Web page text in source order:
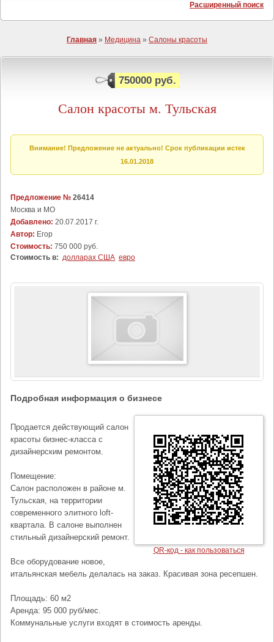
Расширенный поиск
Главная » Медицина » Салоны красоты
750000 руб.
Салон красоты м. Тульская
Внимание! Предложение не актуально! Срок публикации истек
16.01.2018
Предложение № 26414
Москва и МО
Добавлено: 20.07.2017 г.
Автор: Егор
Стоимость: 750 000 руб.
Стоимость в: долларах США евро
Подробная информация о бизнесе
QR-код - как пользоваться
Продается действующий салон
красоты бизнес-класса с
дизайнерским ремонтом.
Помещение:
Салон расположен в районе м.
Тульская, на территории
современного элитного loft-
квартала. В салоне выполнен
стильный дизайнерский ремонт.
Все оборудование новое,
итальянская мебель делалась на заказ. Красивая зона ресепшен.
Площадь: 60 м2
Аренда: 95 000 руб/мес.
Коммунальные услуги входят в стоимость аренды.